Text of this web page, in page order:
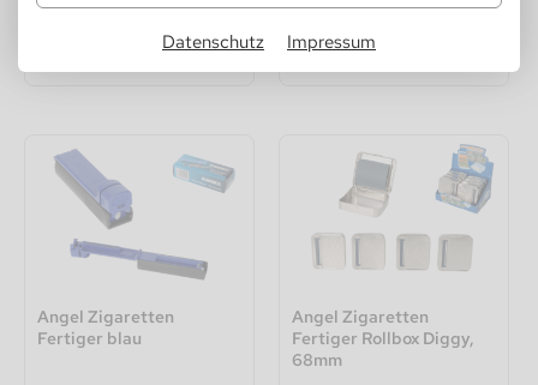
Datenschutz Impressum
Fertiger Twin Tube
Fertiger Star
Angel Zigaretten
Fertiger blau
Angel Zigaretten
Fertiger Rollbox Diggy,
68mm